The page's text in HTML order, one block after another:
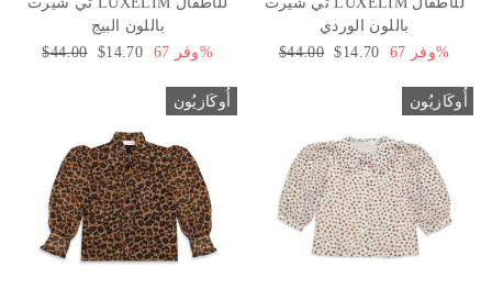
باللون البيج
السعر
$44.00 سعر
$14.70 وفر 67%
باللون الوردي
السعر
$44.00 سعر
$14.70 وفر 67%
أُوكَازيُون أُوكَازيُون